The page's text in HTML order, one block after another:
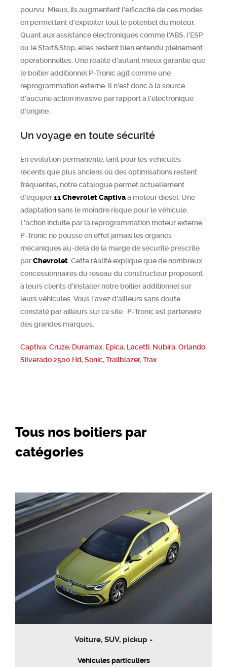
pourvu. Mieux, ils augmentent l'efficacité de ces modes
en permettant d'exploiter tout le potentiel du moteur.
Quant aux assistance électroniques comme l'ABS, l'ESP
ou le Start&Stop, elles restent bien entendu pleinement
opérationnelles. Une réalité d'autant mieux garantie que
le boitier additionnel P-Tronic agit comme une
reprogrammation externe. Il n'est donc à la source
d'aucune action invasive par rapport à l'électronique
d'origine.
Un voyage en toute sécurité
En évolution permanente, tant pour les véhicules
récents que plus anciens où des optimisations restent
fréquentes, notre catalogue permet actuellement
d'équiper11ChevroletCaptivaà moteur diesel. Une
adaptation sans le moindre risque pour le véhicule.
L'action induite par la reprogrammation moteur externe
P-Tronic ne pousse en effet jamais les organes
mécaniques au-delà de la marge de sécurité prescrite
parChevrolet . Cette réalité explique que de nombreux
concessionnaires du réseau du constructeur proposent
à leurs clients d'installer notre boitier additionnel sur
leurs véhicules. Vous l'avez d'ailleurs sans doute
constaté par ailleurs sur ce site : P-Tronic est partenaire
des grandes marques.
Captiva,Cruze, Duramax, Epica, Lacetti, Nubira,Orlando,
Silverado 2500 Hd,Sonic,Trailblazer,Trax
Tous nos boitiers par
catégories
Voiture, SUV, pickup -
Véhicules particuliers